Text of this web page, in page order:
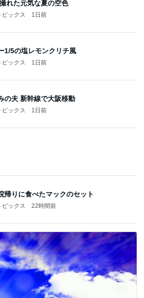
の夫 新幹線で大阪移動
ックス 1日前
帰りに食べたマックのセット
ックス 22時間前
どした主婦
記事を読む